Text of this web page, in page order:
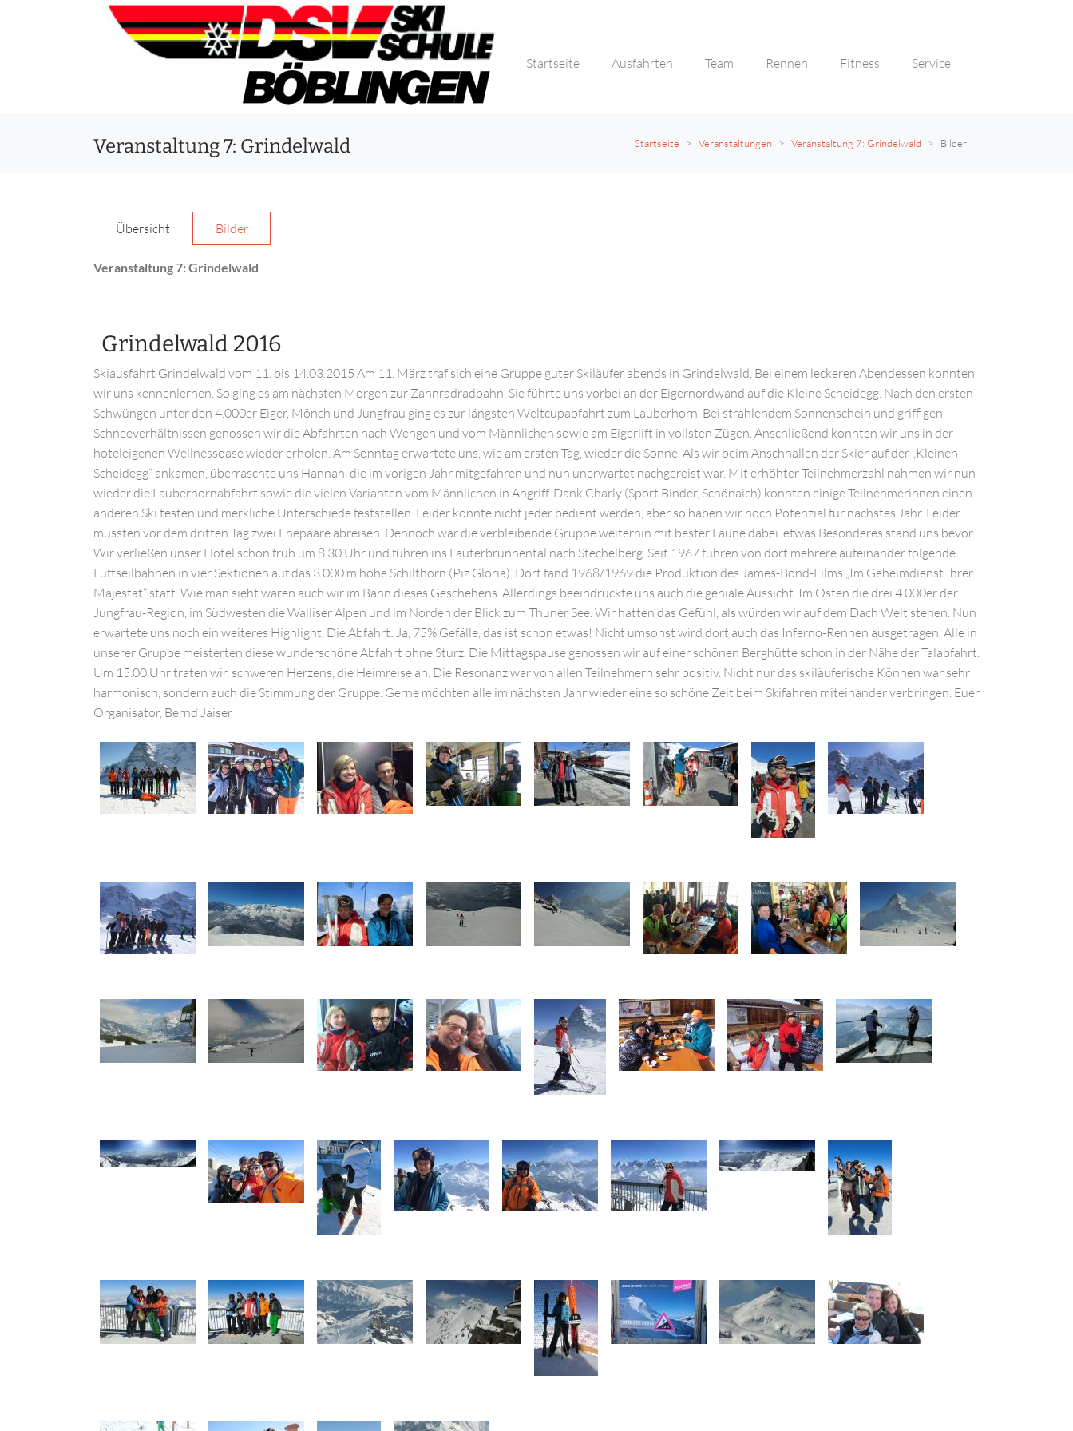
Startseite Ausfahrten Team Rennen Fitness Service
Veranstaltung 7: Grindelwald Startseite Veranstaltungen Veranstaltung 7: Grindelwald Bilder
Übersicht Bilder
Veranstaltung 7: Grindelwald
Grindelwald 2016
Skiausfahrt Grindelwald vom 11. bis 14.03.2015 Am 11. März traf sich eine Gruppe guter Skiläufer abends in Grindelwald. Bei einem leckeren Abendessen konnten
wir uns kennenlernen. So ging es am nächsten Morgen zur Zahnradradbahn. Sie führte uns vorbei an der Eigernordwand auf die Kleine Scheidegg. Nach den ersten
Schwüngen unter den 4.000er Eiger, Mönch und Jungfrau ging es zur längsten Weltcupabfahrt zum Lauberhorn. Bei strahlendem Sonnenschein und griffigen
Schneeverhältnissen genossen wir die Abfahrten nach Wengen und vom Männlichen sowie am Eigerlift in vollsten Zügen. Anschließend konnten wir uns in der
hoteleigenen Wellnessoase wieder erholen. Am Sonntag erwartete uns, wie am ersten Tag, wieder die Sonne. Als wir beim Anschnallen der Skier auf der „Kleinen
Scheidegg“ ankamen, überraschte uns Hannah, die im vorigen Jahr mitgefahren und nun unerwartet nachgereist war. Mit erhöhter Teilnehmerzahl nahmen wir nun
wieder die Lauberhornabfahrt sowie die vielen Varianten vom Männlichen in Angriff. Dank Charly (Sport Binder, Schönaich) konnten einige Teilnehmerinnen einen
anderen Ski testen und merkliche Unterschiede feststellen. Leider konnte nicht jeder bedient werden, aber so haben wir noch Potenzial für nächstes Jahr. Leider
mussten vor dem dritten Tag zwei Ehepaare abreisen. Dennoch war die verbleibende Gruppe weiterhin mit bester Laune dabei. etwas Besonderes stand uns bevor.
Wir verließen unser Hotel schon früh um 8.30 Uhr und fuhren ins Lauterbrunnental nach Stechelberg. Seit 1967 führen von dort mehrere aufeinander folgende
Luftseilbahnen in vier Sektionen auf das 3.000 m hohe Schilthorn (Piz Gloria). Dort fand 1968/1969 die Produktion des James-Bond-Films „Im Geheimdienst Ihrer
Majestät“ statt. Wie man sieht waren auch wir im Bann dieses Geschehens. Allerdings beeindruckte uns auch die geniale Aussicht. Im Osten die drei 4.000er der
Jungfrau-Region, im Südwesten die Walliser Alpen und im Norden der Blick zum Thuner See. Wir hatten das Gefühl, als würden wir auf dem Dach Welt stehen. Nun
erwartete uns noch ein weiteres Highlight. Die Abfahrt: Ja, 75% Gefälle, das ist schon etwas! Nicht umsonst wird dort auch das Inferno-Rennen ausgetragen. Alle in
unserer Gruppe meisterten diese wunderschöne Abfahrt ohne Sturz. Die Mittagspause genossen wir auf einer schönen Berghütte schon in der Nähe der Talabfahrt.
Um 15.00 Uhr traten wir, schweren Herzens, die Heimreise an. Die Resonanz war von allen Teilnehmern sehr positiv. Nicht nur das skiläuferische Können war sehr
harmonisch, sondern auch die Stimmung der Gruppe. Gerne möchten alle im nächsten Jahr wieder eine so schöne Zeit beim Skifahren miteinander verbringen. Euer
Organisator, Bernd Jaiser